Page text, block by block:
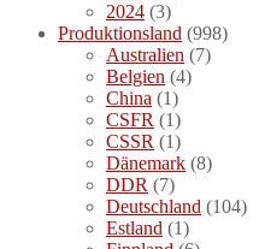
2024 (3)
Produktionsland (998)
Australien (7)
Belgien (4)
China (1)
CSFR (1)
CSSR (1)
Dänemark (8)
DDR (7)
Deutschland (104)
Estland (1)